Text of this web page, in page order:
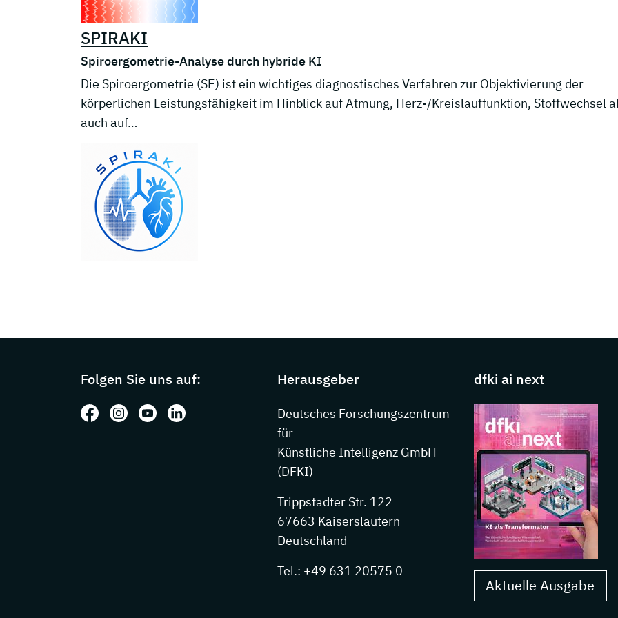
SPIRAKI
Spiroergometrie-Analyse durch hybride KI
Die Spiroergometrie (SE) ist ein wichtiges diagnostisches Verfahren zur Objektivierung der
körperlichen Leistungsfähigkeit im Hinblick auf Atmung, Herz-/Kreislauffunktion, Stoffwechsel
auch auf…
Folgen Sie uns auf:
Folgen Sie uns auf: Facebook
Folgen Sie uns auf: Instagram
Folgen Sie uns auf: Youtube
Folgen Sie uns auf: LinkedIn
Herausgeber
Deutsches Forschungszentrum
für
Künstliche Intelligenz GmbH
(DFKI)
Trippstadter Str. 122
67663 Kaiserslautern
Deutschland
Tel.: +49 631 20575 0
dfki ai next
Aktuelle Ausgabe